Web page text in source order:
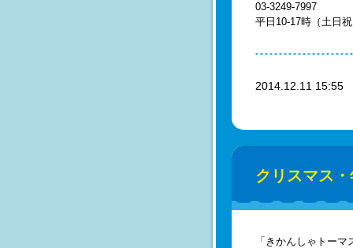
03-3249-7997
平日10-17時（土日
2014.12.11
クリスマス
「きかんしゃトー